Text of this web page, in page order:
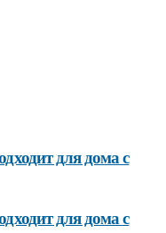
для дома с
для дома с